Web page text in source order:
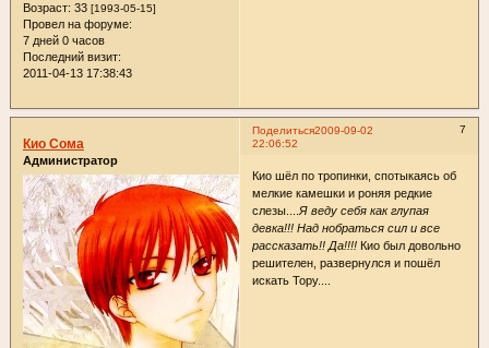
Возраст: 33 [1993-05-15]
Провел на форуме:
7 дней 0 часов
Последний визит:
2011-04-13 17:38:43
Поделиться 7
2009-09-02
22:06:52
Кио Сома
Администратор
Кио шёл по тропинки, спотыкаясь об
мелкие камешки и роняя редкие
слезы.... Я веду себя как глупая
девка!!! Над нобраться сил и все
рассказать!! Да!!!!Кио был довольно
решителен, развернулся и пошёл
искать Тору....